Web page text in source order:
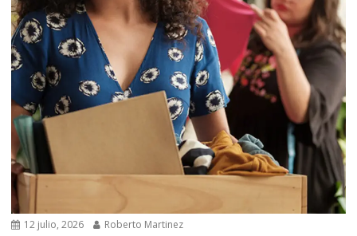
12 julio, 2026 Roberto Martinez